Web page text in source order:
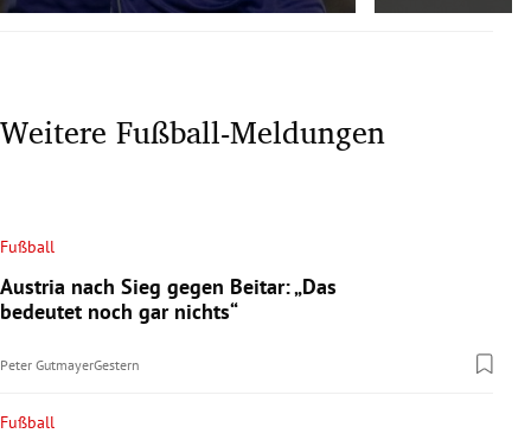
Weitere Fußball-Meldungen
Fußball
Austria nach Sieg gegen Beitar: „Das
bedeutet noch gar nichts“
Peter GutmayerGestern
Fußball